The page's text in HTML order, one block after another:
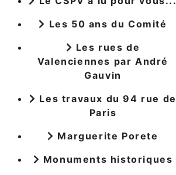
Les 50 ans du Comité
Les rues de
Valenciennes par André
Gauvin
Les travaux du 94 rue de
Paris
Marguerite Porete
Monuments historiques